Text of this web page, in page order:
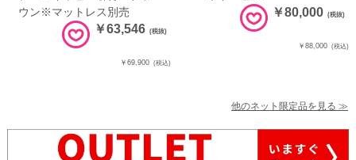
ウン※マットレス別売
￥63,546 (税抜)
￥69,900 (税込)
￥80,000 (税抜)
￥88,000 (税込)
他のネット限定品を見る ≫